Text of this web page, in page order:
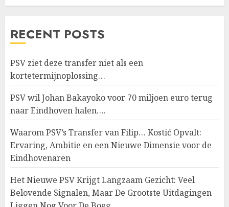
RECENT POSTS
PSV ziet deze transfer niet als een
kortetermijnoplossing…
PSV wil Johan Bakayoko voor 70 miljoen euro terug
naar Eindhoven halen….
Waarom PSV’s Transfer van Filip… Kostić Opvalt:
Ervaring, Ambitie en een Nieuwe Dimensie voor de
Eindhovenaren
Het Nieuwe PSV Krijgt Langzaam Gezicht: Veel
Belovende Signalen, Maar De Grootste Uitdagingen